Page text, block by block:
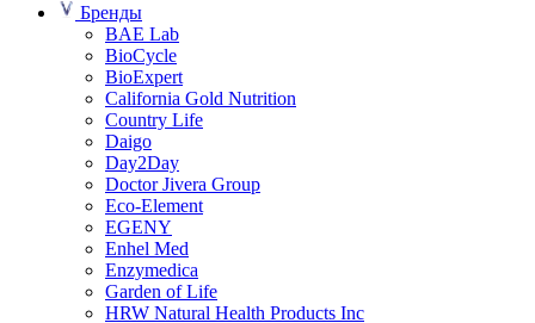
Бренды
BAE Lab
BioCycle
BioExpert
California Gold Nutrition
Country Life
Daigo
Day2Day
Doctor Jivera Group
Eco-Element
EGENY
Enhel Med
Enzymedica
Garden of Life
HRW Natural Health Products Inc